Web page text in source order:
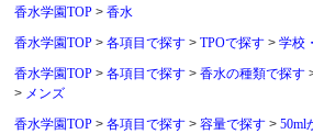
香水学園TOP
香水
香水学園TOP
各項目で探す TPOで探す 学校
香水学園TOP
各項目で探す 香水の種類で探す
メンズ
香水学園TOP
各項目で探す 容量で探す 50ml